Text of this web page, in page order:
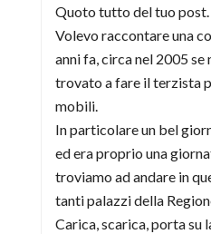
Quoto tutto del tuo post.
Volevo raccontare una
anni fa, circa nel 2005
trovato a fare il terzista
mobili.
In particolare un bel
ed era proprio una
troviamo ad andare in
tanti palazzi della
Carica, scarica, porta su